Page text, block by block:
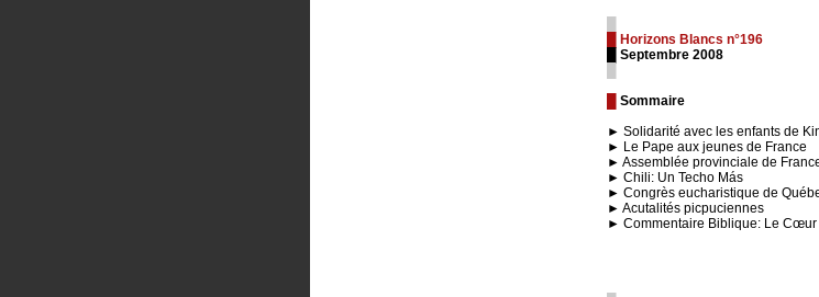
█ Horizons Blancs n°196
█ Septembre 2008
Sommaire
► Solidarité avec les enfants de
► Le Pape aux jeunes de France
► Assemblée provinciale de
► Chili: Un Techo Más
► Congrès eucharistique de
► Acutalités picpuciennes
► Commentaire Biblique: Le Cœur